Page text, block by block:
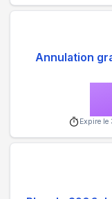
Annulation
Expire le